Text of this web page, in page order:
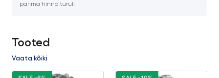
parima hinna turul!
Tooted
Vaata kõiki